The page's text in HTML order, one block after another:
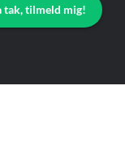
tak, tilmeld mig!